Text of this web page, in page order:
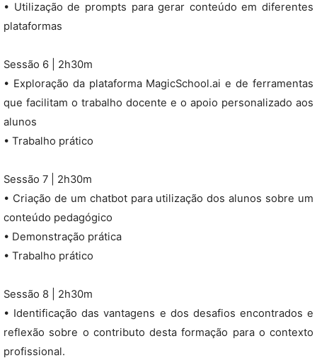
• Utilização de prompts para gerar conteúdo em diferentes
plataformas
Sessão 6 | 2h30m
• Exploração da plataforma MagicSchool.ai e de ferramentas
que facilitam o trabalho docente e o apoio personalizado aos
alunos
• Trabalho prático
Sessão 7 | 2h30m
• Criação de um chatbot para utilização dos alunos sobre um
conteúdo pedagógico
• Demonstração prática
• Trabalho prático
Sessão 8 | 2h30m
• Identificação das vantagens e dos desafios encontrados e
reflexão sobre o contributo desta formação para o contexto
profissional.